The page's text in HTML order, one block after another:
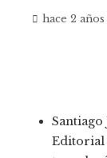
hace 2 años
Editorial